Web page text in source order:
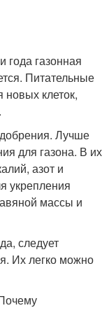
года газонная
Питательные
клеток,
Лучше
для газона. В их
азот и
укрепления
массы и
следует
Их легко можно